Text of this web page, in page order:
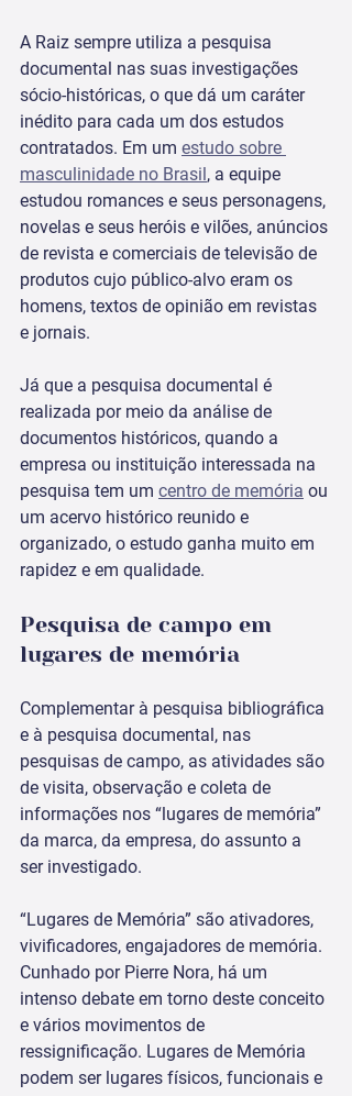
A Raiz sempre utiliza a pesquisa
documental nas suas investigações
sócio-históricas, o que dá um caráter
inédito para cada um dos estudos
contratados. Em um estudo sobre
masculinidade no Brasil, a equipe
estudou romances e seus personagens,
novelas e seus heróis e vilões, anúncios
de revista e comerciais de televisão de
produtos cujo público-alvo eram os
homens, textos de opinião em revistas
e jornais.
Já que a pesquisa documental é
realizada por meio da análise de
documentos históricos, quando a
empresa ou instituição interessada na
pesquisa tem um centro de memória ou
um acervo histórico reunido e
organizado, o estudo ganha muito em
rapidez e em qualidade.
Pesquisa de campo em
lugares de memória
Complementar à pesquisa bibliográfica
e à pesquisa documental, nas
pesquisas de campo, as atividades são
de visita, observação e coleta de
informações nos “lugares de memória”
da marca, da empresa, do assunto a
ser investigado.
“Lugares de Memória” são ativadores,
vivificadores, engajadores de memória.
Cunhado por Pierre Nora, há um
intenso debate em torno deste conceito
e vários movimentos de
ressignificação. Lugares de Memória
podem ser lugares físicos, funcionais e